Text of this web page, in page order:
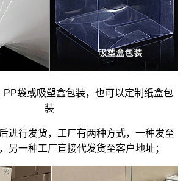
PP袋或吸塑盒包装，也可以定制纸盒包
装
进行发货，工厂有两种方式，一种发至
另一种工厂直接代发货至客户地址；